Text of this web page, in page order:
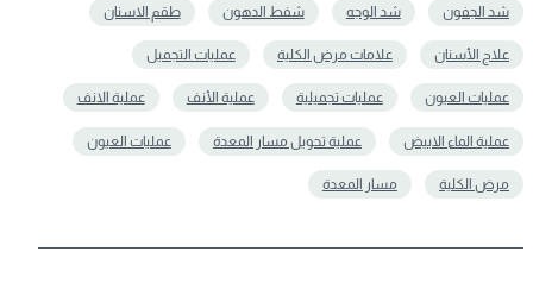
شد الجفون شد الوجه شفط الدهون طقم الاسنان
علاج الأسنان علامات مرض الكلية عمليات التجميل
عمليات العيون عمليات تجميلية عملية الأنف عملية الانف
عملية الماء الابيض عملية تحويل مسار المعدة عملیات العیون
مرض الكلية مسار المعدة